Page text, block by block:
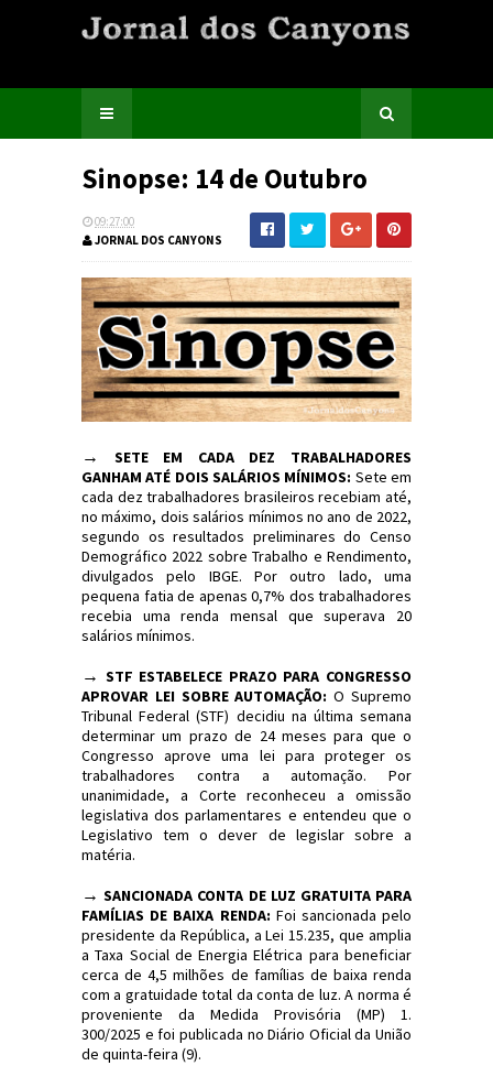
Sinopse: 14 de Outubro
09:27:00
JORNAL DOS CANYONS
→ SETE EM CADA DEZ TRABALHADORES
GANHAM ATÉ DOIS SALÁRIOS MÍNIMOS: Sete em
cada dez trabalhadores brasileiros recebiam até,
no máximo, dois salários mínimos no ano de 2022,
segundo os resultados preliminares do Censo
Demográfico 2022 sobre Trabalho e Rendimento,
divulgados pelo IBGE. Por outro lado, uma
pequena fatia de apenas 0,7% dos trabalhadores
recebia uma renda mensal que superava 20
salários mínimos.
→ STF ESTABELECE PRAZO PARA CONGRESSO
APROVAR LEI SOBRE AUTOMAÇÃO: O Supremo
Tribunal Federal (STF) decidiu na última semana
determinar um prazo de 24 meses para que o
Congresso aprove uma lei para proteger os
trabalhadores contra a automação. Por
unanimidade, a Corte reconheceu a omissão
legislativa dos parlamentares e entendeu que o
Legislativo tem o dever de legislar sobre a
matéria.
→SANCIONADA CONTA DE LUZ GRATUITA PARA
FAMÍLIAS DE BAIXA RENDA: Foi sancionada pelo
presidente da República, a Lei 15.235, que amplia
a Taxa Social de Energia Elétrica para beneficiar
cerca de 4,5 milhões de famílias de baixa renda
com a gratuidade total da conta de luz. A norma é
proveniente da Medida Provisória (MP) 1.
300/2025 e foi publicada no Diário Oficial da União
de quinta-feira (9).